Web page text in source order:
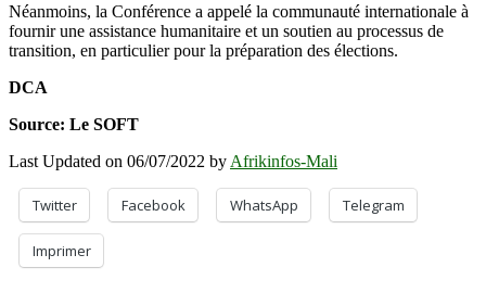
Néanmoins, la Conférence a appelé la communauté internationale à
fournir une assistance humanitaire et un soutien au processus de
transition, en particulier pour la préparation des élections.
DCA
Source: Le SOFT
Last Updated on 06/07/2022 by Afrikinfos-Mali
Twitter Facebook WhatsApp Telegram
Imprimer